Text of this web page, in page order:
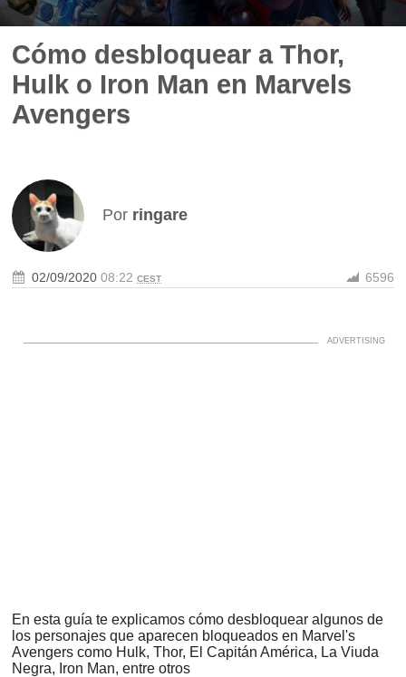
Cómo desbloquear a Thor,
Hulk o Iron Man en Marvels
Avengers
Por ringare
02/09/2020 08:22CEST 6596
En esta guía te explicamos cómo desbloquear algunos de
los personajes que aparecen bloqueados en Marvel's
Avengers como Hulk, Thor, El Capitán América, La Viuda
Negra, Iron Man, entre otros